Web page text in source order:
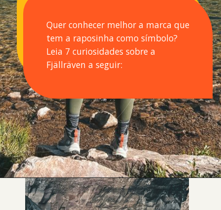
Quer conhecer melhor a marca que
tem a raposinha como símbolo?
Leia 7 curiosidades sobre a
Fjällräven a seguir:
Opening